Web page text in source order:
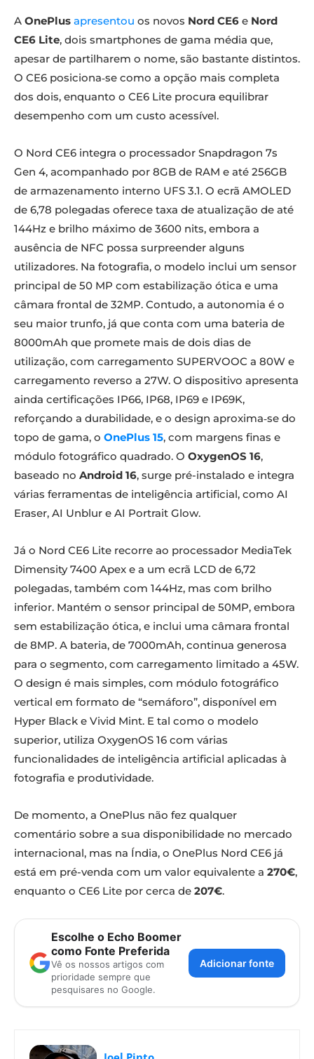
A OnePlus apresentou os novos Nord CE6 e Nord
CE6 Lite, dois smartphones de gama média que,
apesar de partilharem o nome, são bastante distintos.
O CE6 posiciona‑se como a opção mais completa
dos dois, enquanto o CE6 Lite procura equilibrar
desempenho com um custo acessível.
O Nord CE6 integra o processador Snapdragon 7s
Gen 4, acompanhado por 8GB de RAM e até 256GB
de armazenamento interno UFS 3.1. O ecrã AMOLED
de 6,78 polegadas oferece taxa de atualização de até
144Hz e brilho máximo de 3600 nits, embora a
ausência de NFC possa surpreender alguns
utilizadores. Na fotografia, o modelo inclui um sensor
principal de 50 MP com estabilização ótica e uma
câmara frontal de 32MP. Contudo, a autonomia é o
seu maior trunfo, já que conta com uma bateria de
8000mAh que promete mais de dois dias de
utilização, com carregamento SUPERVOOC a 80W e
carregamento reverso a 27W. O dispositivo apresenta
ainda certificações IP66, IP68, IP69 e IP69K,
reforçando a durabilidade, e o design aproxima‑se do
topo de gama, o OnePlus 15, com margens finas e
módulo fotográfico quadrado. O OxygenOS 16,
baseado no Android 16, surge pré-instalado e integra
várias ferramentas de inteligência artificial, como AI
Eraser, AI Unblur e AI Portrait Glow.
Já o Nord CE6 Lite recorre ao processador MediaTek
Dimensity 7400 Apex e a um ecrã LCD de 6,72
polegadas, também com 144Hz, mas com brilho
inferior. Mantém o sensor principal de 50MP, embora
sem estabilização ótica, e inclui uma câmara frontal
de 8MP. A bateria, de 7000mAh, continua generosa
para o segmento, com carregamento limitado a 45W.
O design é mais simples, com módulo fotográfico
vertical em formato de “semáforo”, disponível em
Hyper Black e Vivid Mint. E tal como o modelo
superior, utiliza OxygenOS 16 com várias
funcionalidades de inteligência artificial aplicadas à
fotografia e produtividade.
De momento, a OnePlus não fez qualquer
comentário sobre a sua disponibilidade no mercado
internacional, mas na Índia, o OnePlus Nord CE6 já
está em pré-venda com um valor equivalente a 270€,
enquanto o CE6 Lite por cerca de 207€.
Escolhe o Echo Boomer
como Fonte Preferida
Vê os nossos artigos com
prioridade sempre que
pesquisares no Google.
Adicionar fonte